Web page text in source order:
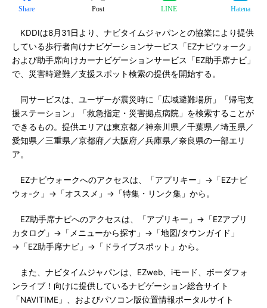
Share Post LINE Hatena
KDDIは8月31日より、ナビタイムジャパンとの協業により提供
している歩行者向けナビゲーションサービス「EZナビウォーク」
および助手席向けカーナビゲーションサービス「EZ助手席ナビ」
で、災害時避難／支援スポット検索の提供を開始する。
同サービスは、ユーザーが震災時に「広域避難場所」「帰宅支
援ステーション」「救急指定・災害拠点病院」を検索することが
できるもの。提供エリアは東京都／神奈川県／千葉県／埼玉県／
愛知県／三重県／京都府／大阪府／兵庫県／奈良県の一部エリ
ア。
EZナビウォークへのアクセスは、「アプリキー」→「EZナビ
ウォ-ク」→「オススメ」→「特集・リンク集」から。
EZ助手席ナビへのアクセスは、「アプリキー」→「EZアプリ
カタログ」→「メニューから探す」→「地図/タウンガイド」
→「EZ助手席ナビ」→「ドライブスポット」から。
また、ナビタイムジャパンは、EZweb、iモード、ボーダフォ
ンライブ！向けに提供しているナビゲーション総合サイト
「NAVITIME」、およびパソコン版位置情報ポータルサイト